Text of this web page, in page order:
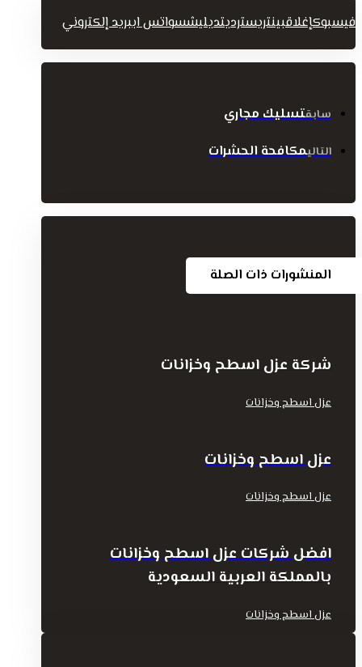
فيسبوكإغلاقبينتريسترديتديليشسواتس اببريد إلكتروني
سابقتسليك مجاري
التاليمكافحة الحشرات
المنشورات ذات الصلة
شركة عزل اسطح وخزانات
عزل اسطح وخزانات
عزل اسطح وخزانات
عزل اسطح وخزانات
افضل شركات عزل اسطح وخزانات
بالمملكة العربية السعودية
عزل اسطح وخزانات